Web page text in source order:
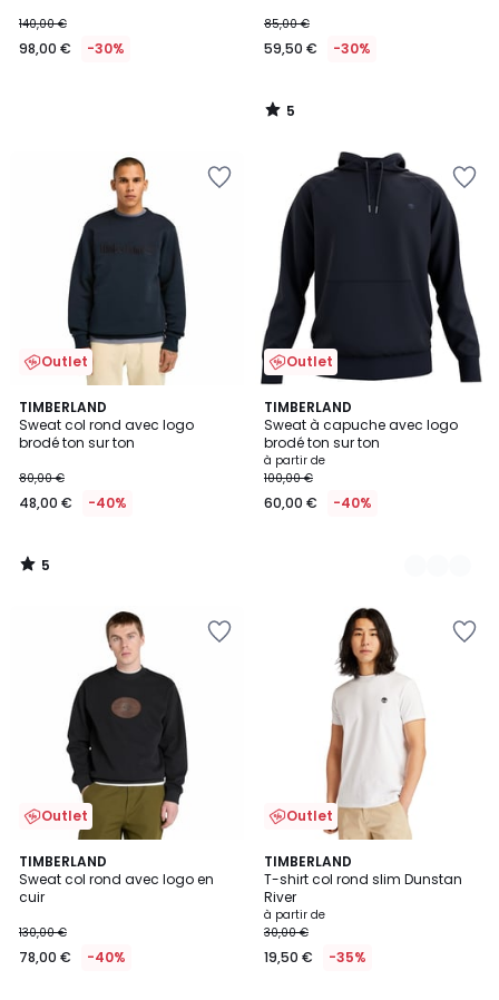
140,00 €
98,00 € -30%
85,00 €
59,50 € -30%
5
/
Outlet
TIMBERLAND
Sweat col rond avec logo
brodé ton sur ton
80,00 €
48,00 € -40%
5
/
5
5
/
Outlet
TIMBERLAND
Sweat à capuche avec logo
brodé ton sur ton
à partir de
100,00 €
60,00 € -40%
2
Couleurs
Outlet
TIMBERLAND
Sweat col rond avec logo en
cuir
130,00 €
78,00 € -40%
5
/
5
Outlet
TIMBERLAND
T-shirt col rond slim Dunstan
River
à partir de
30,00 €
19,50 € -35%
4,9
/ 5
3
Couleurs